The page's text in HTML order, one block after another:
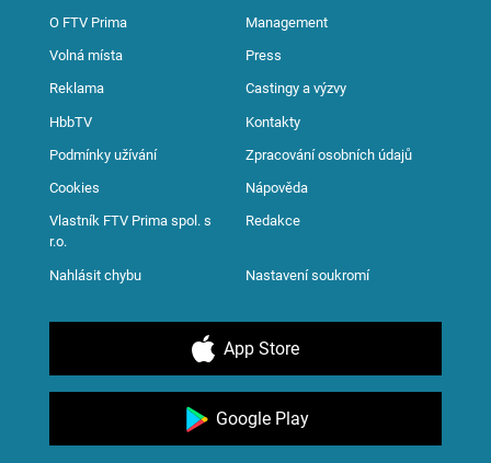
O FTV Prima Management
Volná místa Press
Reklama Castingy a výzvy
HbbTV Kontakty
Podmínky užívání Zpracování osobních údajů
Cookies Nápověda
Vlastník FTV Prima spol. s
r.o.
Redakce
Nahlásit chybu Nastavení soukromí
App Store
Google Play